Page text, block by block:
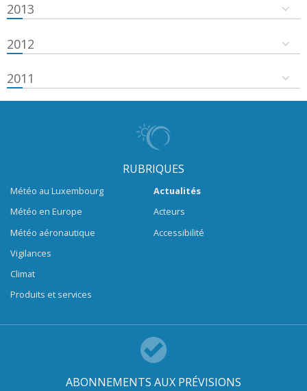
2013
2012
2011
RUBRIQUES
Météo au Luxembourg
Météo en Europe
Météo aéronautique
Vigilances
Climat
Produits et services
Actualités
Acteurs
Accessibilité
ABONNEMENTS AUX PRÉVISIONS